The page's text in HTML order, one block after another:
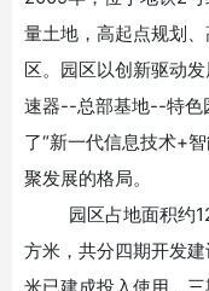
量土地，高起点规划
区。园区以创新驱动
速器--总部基地--特色
了“新一代信息技术+
聚发展的格局。
园区占地面积约
方米，共分四期开发